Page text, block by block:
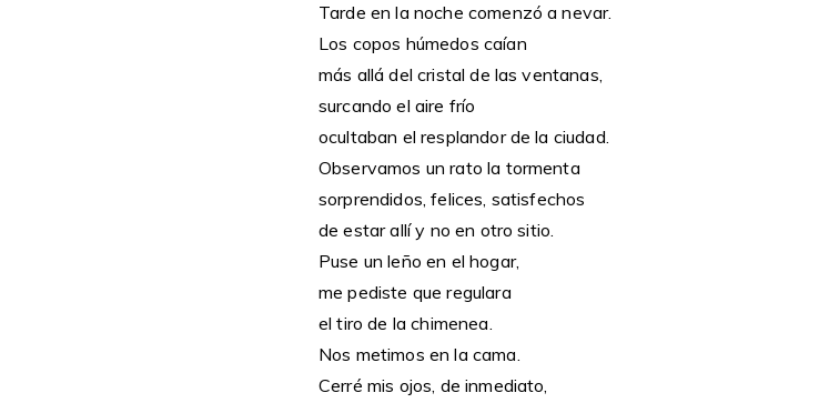
Tarde en la noche comenzó a nevar.
Los copos húmedos caían
más allá del cristal de las ventanas,
surcando el aire frío
ocultaban el resplandor de la ciudad.
Observamos un rato la tormenta
sorprendidos, felices, satisfechos
de estar allí y no en otro sitio.
Puse un leño en el hogar,
me pediste que regulara
el tiro de la chimenea.
Nos metimos en la cama.
Cerré mis ojos, de inmediato,